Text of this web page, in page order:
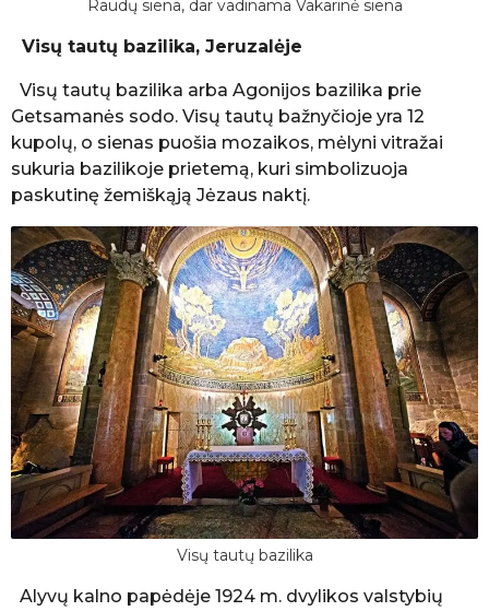
Raudų siena, dar vadinama Vakarinė siena
Visų tautų bazilika, Jeruzalėje
Visų tautų bazilika arba Agonijos bazilika prie
Getsamanės sodo. Visų tautų bažnyčioje yra 12
kupolų, o sienas puošia mozaikos, mėlyni vitražai
sukuria bazilikoje prietemą, kuri simbolizuoja
paskutinę žemiškąją Jėzaus naktį.
Visų tautų bazilika
Alyvų kalno papėdėje 1924 m. dvylikos valstybių